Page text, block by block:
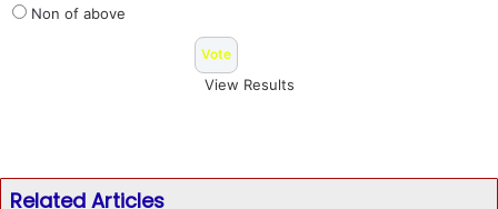
Non of above
View Results
Related Articles